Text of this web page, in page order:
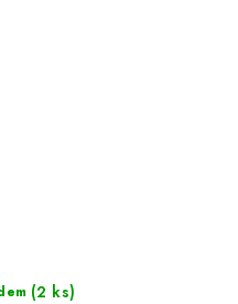
(2 ks)